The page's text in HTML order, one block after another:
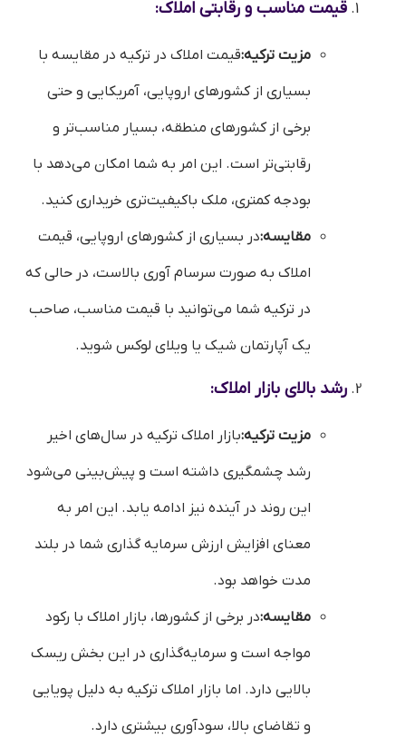
قیمت مناسب و رقابتی املاک:
مزیت ترکیه:قیمت املاک در ترکیه در مقایسه با
بسیاری از کشورهای اروپایی، آمریکایی و حتی
برخی از کشورهای منطقه، بسیار مناسب‌تر و
رقابتی‌تر است. این امر به شما امکان می‌دهد با
بودجه کمتری، ملک باکیفیت‌تری خریداری کنید.
مقایسه:در بسیاری از کشورهای اروپایی، قیمت
املاک به صورت سرسام آوری بالاست، در حالی که
در ترکیه شما می‌توانید با قیمت مناسب، صاحب
یک آپارتمان شیک یا ویلای لوکس شوید.
رشد بالای بازار املاک:
مزیت ترکیه:بازار املاک ترکیه در سال‌های اخیر
رشد چشمگیری داشته است و پیش‌بینی می‌شود
این روند در آینده نیز ادامه یابد. این امر به
معنای افزایش ارزش سرمایه گذاری شما در بلند
مدت خواهد بود.
مقایسه:در برخی از کشورها، بازار املاک با رکود
مواجه است و سرمایه‌گذاری در این بخش ریسک
بالایی دارد. اما بازار املاک ترکیه به دلیل پویایی
و تقاضای بالا، سودآوری بیشتری دارد.